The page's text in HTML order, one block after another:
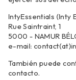
IntyEssentials (Inty
Rue Saintraint, 1
5000 - NAMUR
e-mail:
También puede
contacto.